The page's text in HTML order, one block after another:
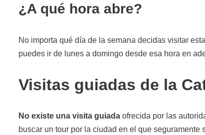
¿A qué hora abre?
No importa qué día de la semana decidas visitar
puedes ir de lunes a domingo desde esa hora en
Visitas guiadas de la
No existe una visita guiada ofrecida por las
buscar un tour por la ciudad en el que seguramente